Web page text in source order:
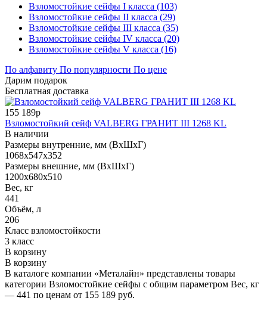
Взломостойкие сейфы I класса (103)
Взломостойкие сейфы II класса (29)
Взломостойкие сейфы III класса (35)
Взломостойкие сейфы IV класса (20)
Взломостойкие сейфы V класса (16)
По алфавиту По популярности По цене
Дарим подарок
Бесплатная доставка
155 189р
Взломостойкий сейф VALBERG ГРАНИТ III 1268 KL
В наличии
Размеры внутренние, мм (ВхШхГ)
1068x547x352
Размеры внешние, мм (ВхШхГ)
1200x680x510
Вес, кг
441
Объём, л
206
Класс взломостойкости
3 класс
В корзину
В корзину
В каталоге компании «Металайн» представлены товары
категории Взломостойкие сейфы с общим параметром Вес, кг
— 441 по ценам от 155 189 руб.